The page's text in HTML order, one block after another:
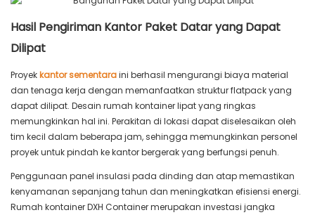
Hasil Pengiriman Kantor Paket Datar yang Dapat
Dilipat
Proyekkantor sementaraini berhasil mengurangi biaya material
dan tenaga kerja dengan memanfaatkan struktur flatpack yang
dapat dilipat. Desain rumah kontainer lipat yang ringkas
memungkinkan hal ini. Perakitan di lokasi dapat diselesaikan oleh
tim kecil dalam beberapa jam, sehingga memungkinkan personel
proyek untuk pindah ke kantor bergerak yang berfungsi penuh.
Penggunaan panel insulasi pada dinding dan atap memastikan
kenyamanan sepanjang tahun dan meningkatkan efisiensi energi.
Rumah kontainer DXH Container merupakan investasi jangka